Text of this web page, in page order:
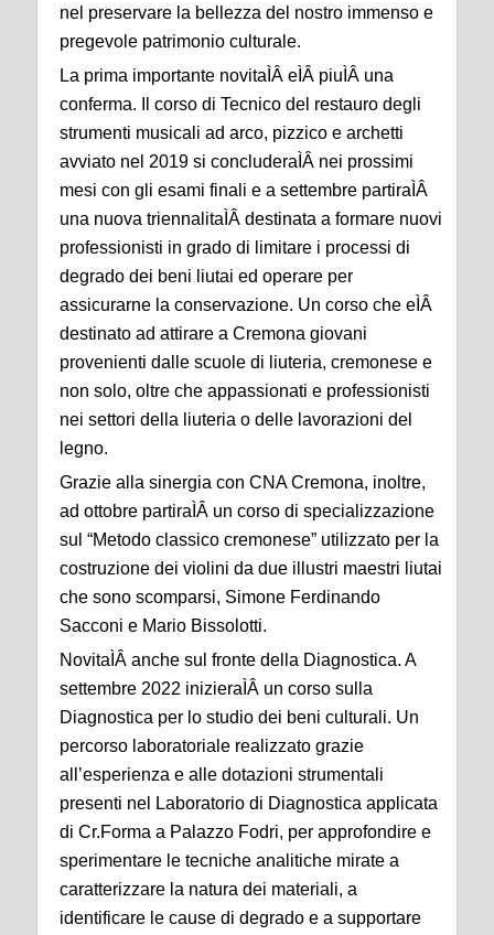
nel preservare la bellezza del nostro immenso e
pregevole patrimonio culturale.
La prima importante novitaÌÂ eÌÂ piuÌÂ una
conferma. Il corso di Tecnico del restauro degli
strumenti musicali ad arco, pizzico e archetti
avviato nel 2019 si concluderaÌÂ nei prossimi
mesi con gli esami finali e a settembre partiraÌÂ
una nuova triennalitaÌÂ destinata a formare nuovi
professionisti in grado di limitare i processi di
degrado dei beni liutai ed operare per
assicurarne la conservazione. Un corso che eÌÂ
destinato ad attirare a Cremona giovani
provenienti dalle scuole di liuteria, cremonese e
non solo, oltre che appassionati e professionisti
nei settori della liuteria o delle lavorazioni del
legno.
Grazie alla sinergia con CNA Cremona, inoltre,
ad ottobre partiraÌÂ un corso di specializzazione
sul “Metodo classico cremonese” utilizzato per la
costruzione dei violini da due illustri maestri liutai
che sono scomparsi, Simone Ferdinando
Sacconi e Mario Bissolotti.
NovitaÌÂ anche sul fronte della Diagnostica. A
settembre 2022 inizieraÌÂ un corso sulla
Diagnostica per lo studio dei beni culturali. Un
percorso laboratoriale realizzato grazie
all’esperienza e alle dotazioni strumentali
presenti nel Laboratorio di Diagnostica applicata
di Cr.Forma a Palazzo Fodri, per approfondire e
sperimentare le tecniche analitiche mirate a
caratterizzare la natura dei materiali, a
identificare le cause di degrado e a supportare